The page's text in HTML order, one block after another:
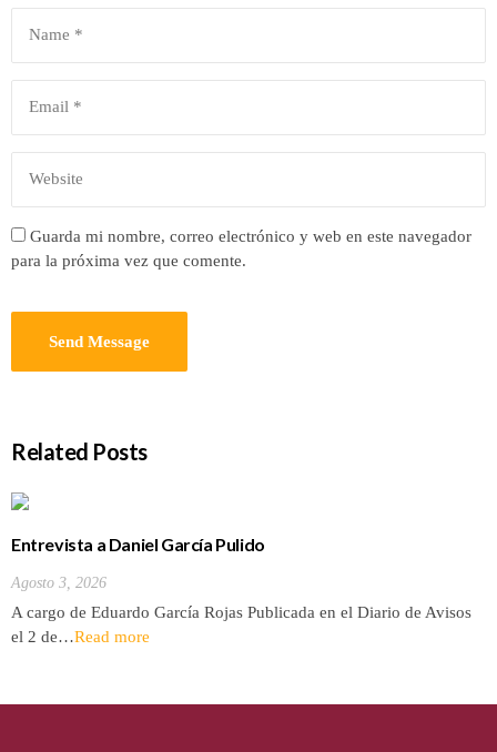
Guarda mi nombre, correo electrónico y web en este navegador
para la próxima vez que comente.
Related Posts
Entrevista a Daniel García Pulido
Agosto 3, 2026
A cargo de Eduardo García Rojas Publicada en el Diario de Avisos
el 2 de…Read more